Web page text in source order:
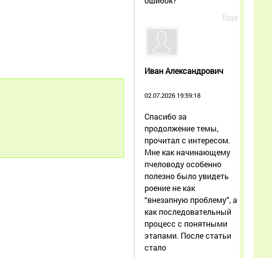
Еще
Иван Александрович
02.07.2026 19:59:18
Спасибо за
продолжение темы,
прочитал с интересом.
Мне как начинающему
пчеловоду особенно
полезно было увидеть
роение не как
“внезапную проблему”, а
как последовательный
процесс с понятными
этапами. После статьи
стало